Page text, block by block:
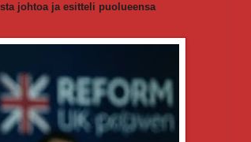
johtoa ja esitteli puolueensa